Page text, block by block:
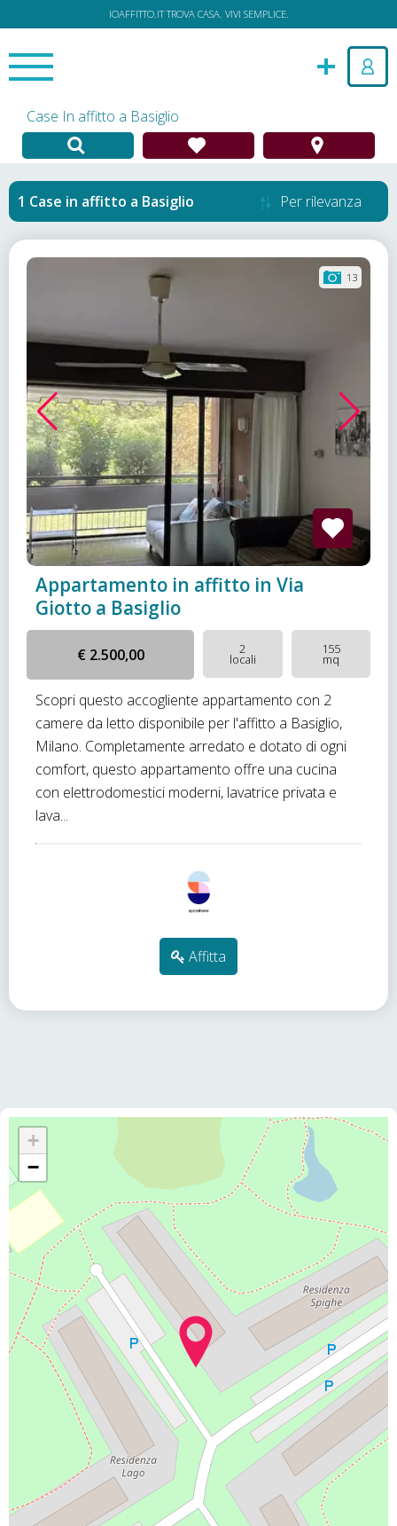
IOAFFITTO.IT TROVA CASA. VIVI SEMPLICE.
Case In affitto a Basiglio
Case in affitto a Basiglio Per rilevanza
13
Appartamento in affitto in Via
Giotto a Basiglio
€ 2.500,00 2
locali
155
mq
Scopri questo accogliente appartamento con 2
camere da letto disponibile per l'affitto a Basiglio,
Milano. Completamente arredato e dotato di ogni
comfort, questo appartamento offre una cucina
con elettrodomestici moderni, lavatrice privata e
lava...
Affitta
+
−